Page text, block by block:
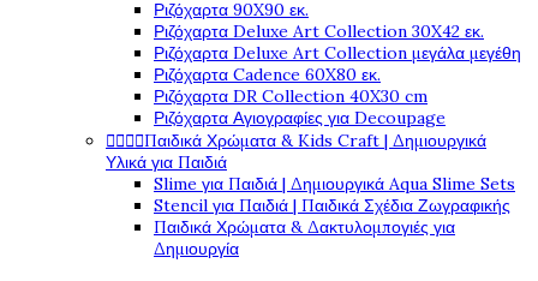
Ριζόχαρτα 90X90 εκ.
Ριζόχαρτα Deluxe Art Collection 30X42 εκ.
Ριζόχαρτα Deluxe Art Collection μεγάλα μεγέθη
Ριζόχαρτα Cadence 60X80 εκ.
Ριζόχαρτα DR Collection 40X30 cm
Ριζόχαρτα Αγιογραφίες για Decoupage
Παιδικά Χρώματα & Kids Craft | Δημιουργικά
Υλικά για Παιδιά
Slime για Παιδιά | Δημιουργικά Aqua Slime Sets
Stencil για Παιδιά | Παιδικά Σχέδια Ζωγραφικής
Παιδικά Χρώματα & Δακτυλομπογιές για
Δημιουργία